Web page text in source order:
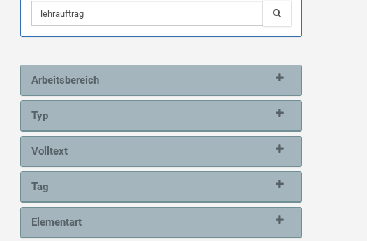
Arbeitsbereich
Typ
Volltext
Tag
Elementart